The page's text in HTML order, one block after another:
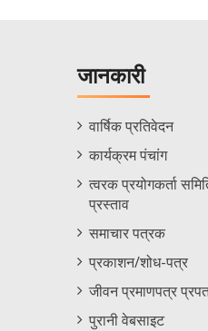
जानकारी
Informations
Menu
वार्षिक प्रतिवेदन
कार्यक्रम पंचांग
त्वरक प्रयोगकर्ता
प्रस्ताव
समाचार पत्रक
प्रकाशन/शोध-पत्र
जीवन प्रमाणपत्र
पुरानी वेबसाइट